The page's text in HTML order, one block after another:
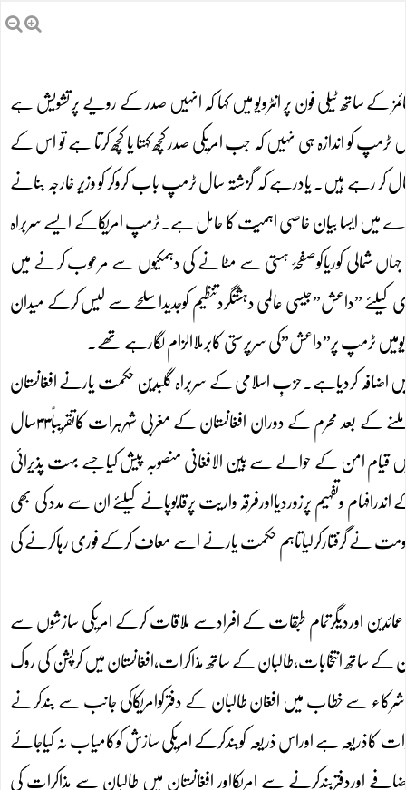
کے ساتھ ٹیلی فون پر انٹرویو میں کہا کہ انہیں صدر کے رویے پر تشویش ہے
اندازہ ہی نہیں کہ جب امریکی صدر کچھ کہتا یا کچھ کرتا ہے تو اس کے
رہے ہیں۔ یادرہے کہ گزشتہ سال ٹرمپ باب کروکر کو وزیر خارجہ بنانے
میں ایسا بیان خاصی اہمیت کا حامل ہے۔ٹرمپ امریکاکے ایسے سربراہ
شمالی کوریاکوصفحۂ ہستی سے مٹانے کی دہمکیوں سے مرعوب کرنے میں
”داعش”جیسی عالمی دہشتگردتنظیم کوجدیداسلحے سے لیس کرکے میدان
ٹرمپ پر”داعش”کی سرپرستی کابرملاالزام لگارہے تھے۔
اضافہ کردیاہے۔حزبِ اسلامی کے سربراہ گلبدین حکمت یارنے افغانستان
کے طو ل وعرض کے دورے شروع کردیئے ہیں اورکابل میں اپنی تنظیم نواورقبائلی عمائدین سے ملنے کے بعد محرم کے دوران افغانستان کے مغربی شہرہرات کاتقریباً۳۳سال
میں قیام امن کے حوالے سے بین الافغانی منصوبہ پیش کیاجسے بہت پذیرائی
وتفہیم پرزوردیااورفرقہ واریت پرقابوپانے کیلئے ان سے مدد کی بھی
نے گرفتارکرلیاتاہم حکمت یارنے اسے معاف کرکے فوری رہاکرنے کی
اوردیگرتمام طبقات کے افرادسے ملاقات کرکے امریکی سازشوں سے
کے ساتھ انتخابات،طالبان کے ساتھ مذاکرات،افغانستان میں کرپشن کی روک
سے خطاب میں افغان طالبان کے دفترکوامریکاکی جانب سے بندکرنے
کاذریعہ ہے اوراس ذریعہ کوبندکرکے امریکی سازش کوکامیاب نہ کیاجائے
اوردفتربندکرنے سے امریکااور افغانستان میں طالبان سے مذاکرات کی